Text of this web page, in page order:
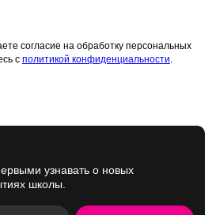
согласие на обработку персональных
с политикой конфиденциальности.